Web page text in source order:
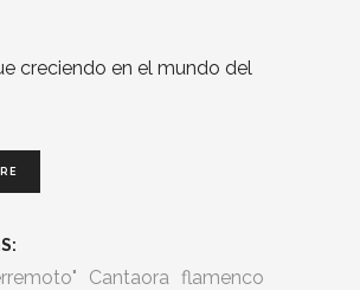
creciendo en el mundo del
Cantaora flamenco